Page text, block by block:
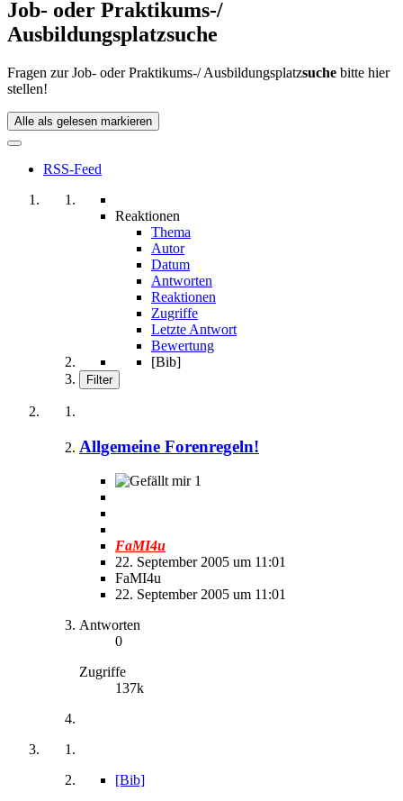
Job- oder Praktikums-/
Ausbildungsplatzsuche
Fragen zur Job- oder Praktikums-/ Ausbildungsplatzsuche bitte hier
stellen!
Alle als gelesen markieren
RSS-Feed
Reaktionen
Thema
Autor
Datum
Antworten
Reaktionen
Zugriffe
Letzte Antwort
Bewertung
[Bib]
Filter
Allgemeine Forenregeln!
1
FaMI4u
22. September 2005 um 11:01
FaMI4u
22. September 2005 um 11:01
Antworten
0
Zugriffe
137k
[Bib]